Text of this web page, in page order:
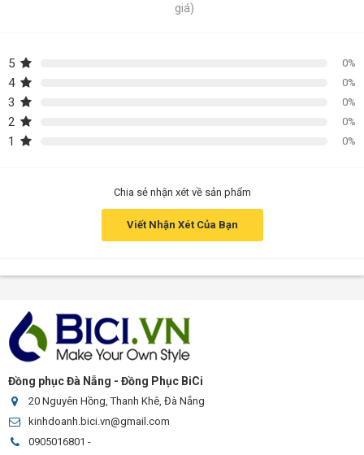
giá)
5 0%
4 0%
3 0%
2 0%
1 0%
Chia sẻ nhận xét về sản phẩm
Viết Nhận Xét Của Bạn
Đồng phục Đà Nẵng - Đồng Phục BiCi
20 Nguyên Hồng, Thanh Khê, Đà Nẵng
kinhdoanh.bici.vn@gmail.com
0905016801 -